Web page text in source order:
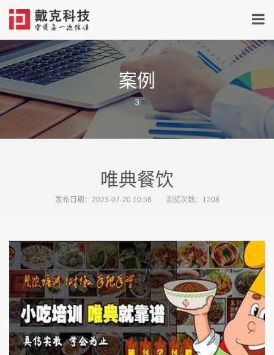
案例
3
唯典餐饮
发布日期：2023-07-20 10:58 浏览次数： 1208